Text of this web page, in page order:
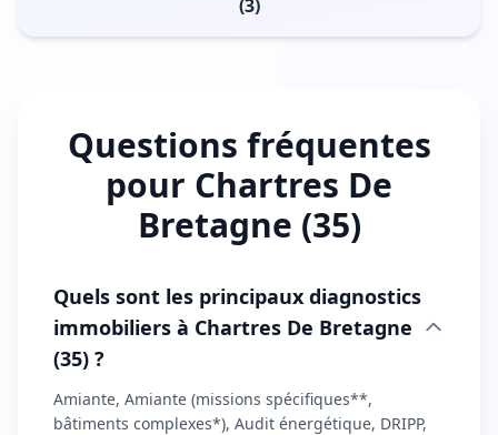
(3)
Questions fréquentes
pour Chartres De
Bretagne (35)
Quels sont les principaux diagnostics
immobiliers à Chartres De Bretagne
(35) ?
Amiante, Amiante (missions spécifiques**,
bâtiments complexes*), Audit énergétique, DRIPP,